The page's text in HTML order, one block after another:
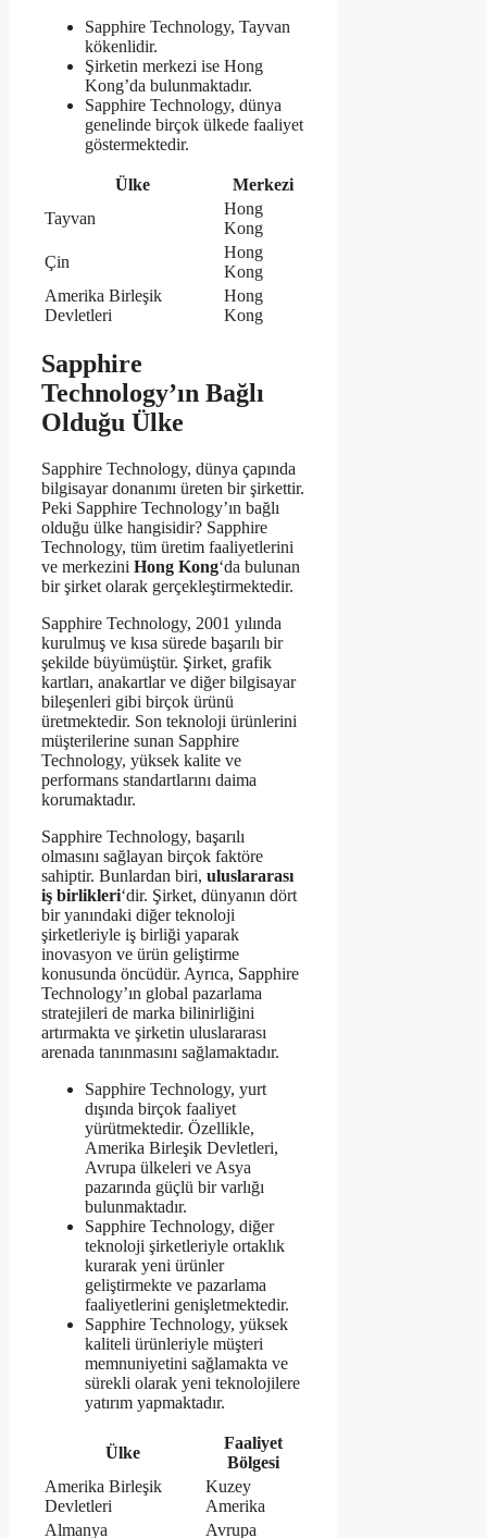
Sapphire Technology, Tayvan
kökenlidir.
Şirketin merkezi ise Hong
Kong’da bulunmaktadır.
Sapphire Technology, dünya
genelinde birçok ülkede faaliyet
göstermektedir.
Ülke
Merkezi
Tayvan
Hong
Kong
Çin
Hong
Kong
Amerika Birleşik
Devletleri
Hong
Kong
Sapphire
Technology’ın Bağlı
Olduğu Ülke
Sapphire Technology, dünya çapında
bilgisayar donanımı üreten bir şirkettir.
Peki Sapphire Technology’ın bağlı
olduğu ülke hangisidir? Sapphire
Technology, tüm üretim faaliyetlerini
ve merkezini Hong Kong‘da bulunan
bir şirket olarak gerçekleştirmektedir.
Sapphire Technology, 2001 yılında
kurulmuş ve kısa sürede başarılı bir
şekilde büyümüştür. Şirket, grafik
kartları, anakartlar ve diğer bilgisayar
bileşenleri gibi birçok ürünü
üretmektedir. Son teknoloji ürünlerini
müşterilerine sunan Sapphire
Technology, yüksek kalite ve
performans standartlarını daima
korumaktadır.
Sapphire Technology, başarılı
olmasını sağlayan birçok faktöre
sahiptir. Bunlardan biri, uluslararası
iş birlikleri‘dir. Şirket, dünyanın dört
bir yanındaki diğer teknoloji
şirketleriyle iş birliği yaparak
inovasyon ve ürün geliştirme
konusunda öncüdür. Ayrıca, Sapphire
Technology’ın global pazarlama
stratejileri de marka bilinirliğini
artırmakta ve şirketin uluslararası
arenada tanınmasını sağlamaktadır.
Sapphire Technology, yurt
dışında birçok faaliyet
yürütmektedir. Özellikle,
Amerika Birleşik Devletleri,
Avrupa ülkeleri ve Asya
pazarında güçlü bir varlığı
bulunmaktadır.
Sapphire Technology, diğer
teknoloji şirketleriyle ortaklık
kurarak yeni ürünler
geliştirmekte ve pazarlama
faaliyetlerini genişletmektedir.
Sapphire Technology, yüksek
kaliteli ürünleriyle müşteri
memnuniyetini sağlamakta ve
sürekli olarak yeni teknolojilere
yatırım yapmaktadır.
Ülke
Faaliyet
Bölgesi
Amerika Birleşik
Devletleri
Kuzey
Amerika
Almanya
Avrupa